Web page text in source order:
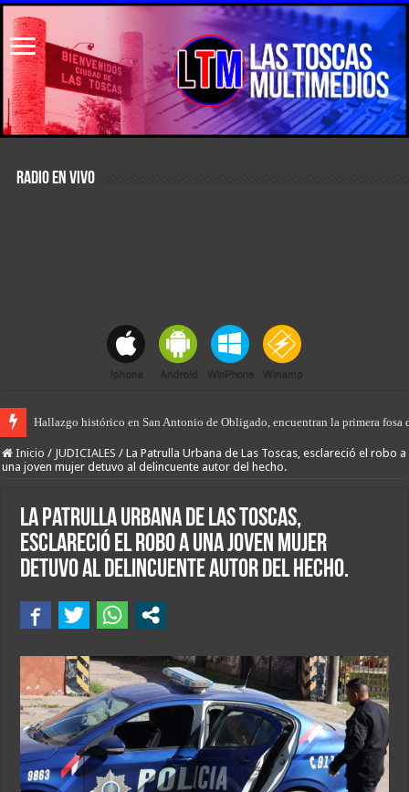
RADIO EN VIVO
Hallazgo histórico en San Antonio de Obligado, encuentran la primera fosa
“Prisión domiciliaria” para el envenenador-vendedor de drogas de Las
Inicio / JUDICIALES / La Patrulla Urbana de Las Toscas, esclareció el robo a
una joven mujer detuvo al delincuente autor del hecho.
La Patrulla Urbana de Las Toscas,
esclareció el robo a una joven mujer
detuvo al delincuente autor del hecho.